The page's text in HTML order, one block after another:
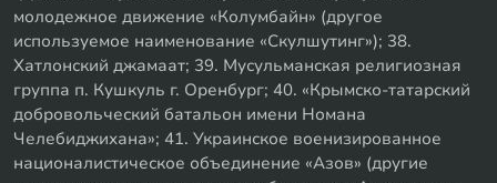
молодежное движение «Колумбайн» (другое
используемое наименование «Скулшутинг»); 38.
Хатлонский джамаат; 39. Мусульманская религиозная
группа п. Кушкуль г. Оренбург; 40. «Крымско-татарский
добровольческий батальон имени Номана
Челебиджихана»; 41. Украинское военизированное
националистическое объединение «Азов» (другие